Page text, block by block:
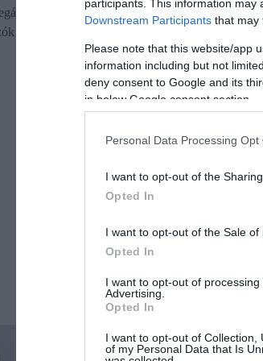
participants. This information may
Downstream Participants that may
Please note that this website/app
information including but not
deny consent to Google and its
in below Google consent section.
Personal Data Processing Opt
I want to opt-out of the
Opted In
I want to opt-out of the Sale of
Opted In
I want to opt-out of
Advertising.
Opted In
I want to opt-out of Collection,
of my Personal Data that Is
ezúttal pakolás közben
nélküli cigarettát,
ismeretlen